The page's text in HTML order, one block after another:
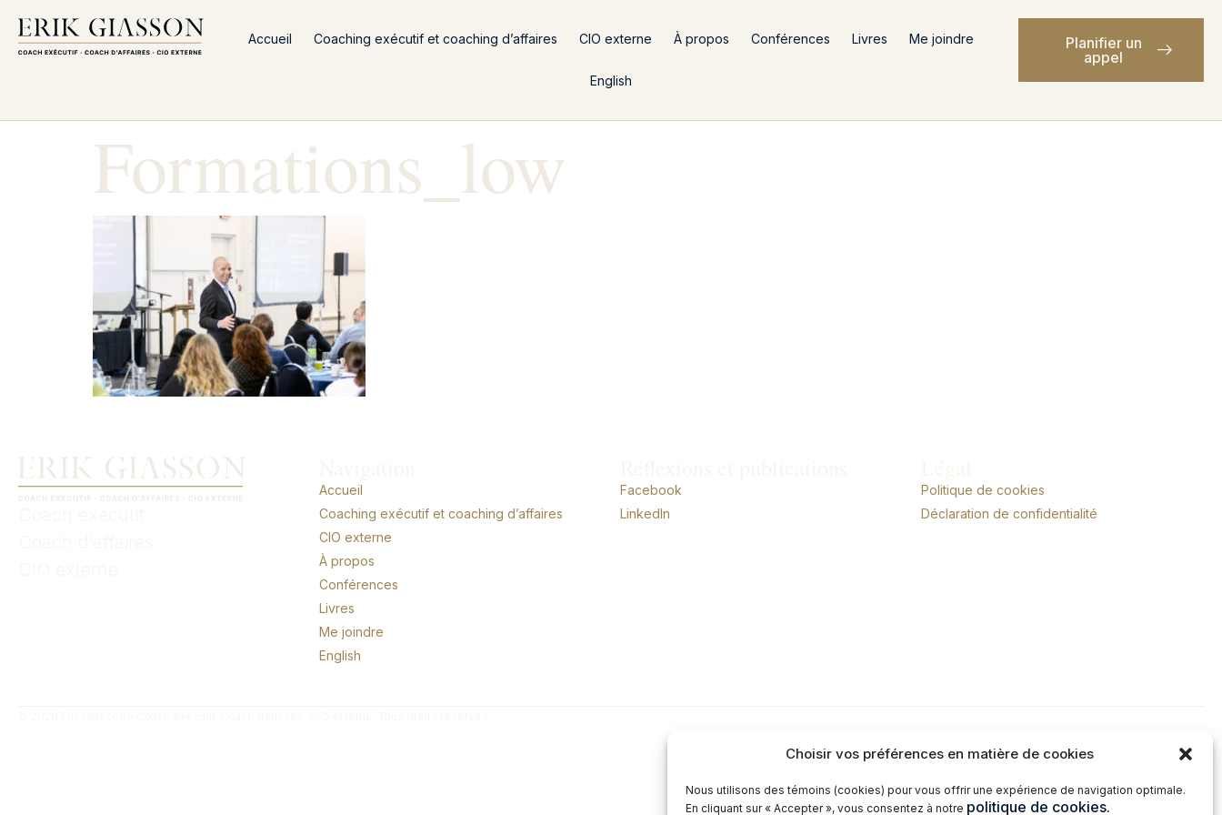
Choisir vos préférences en matière de cookies
Nous utilisons des témoins (cookies) pour vous offrir une expérience de navigation optimale.
En cliquant sur « Accepter », vous consentez à notre politique de cookies.
Accueil Coaching exécutif et coaching d’affaires CIO externe À propos Conférences Livres Me joindre
English
Planifier un
appel
Formations_low
Accueil
Coaching exécutif et coaching d’affaires
CIO externe
À propos
Conférences
Livres
Me joindre
English
Facebook
LinkedIn
Politique de cookies
Déclaration de confidentialité